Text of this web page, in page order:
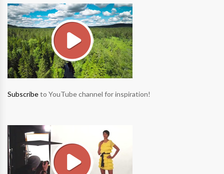
Subscribeto YouTube channel for inspiration!